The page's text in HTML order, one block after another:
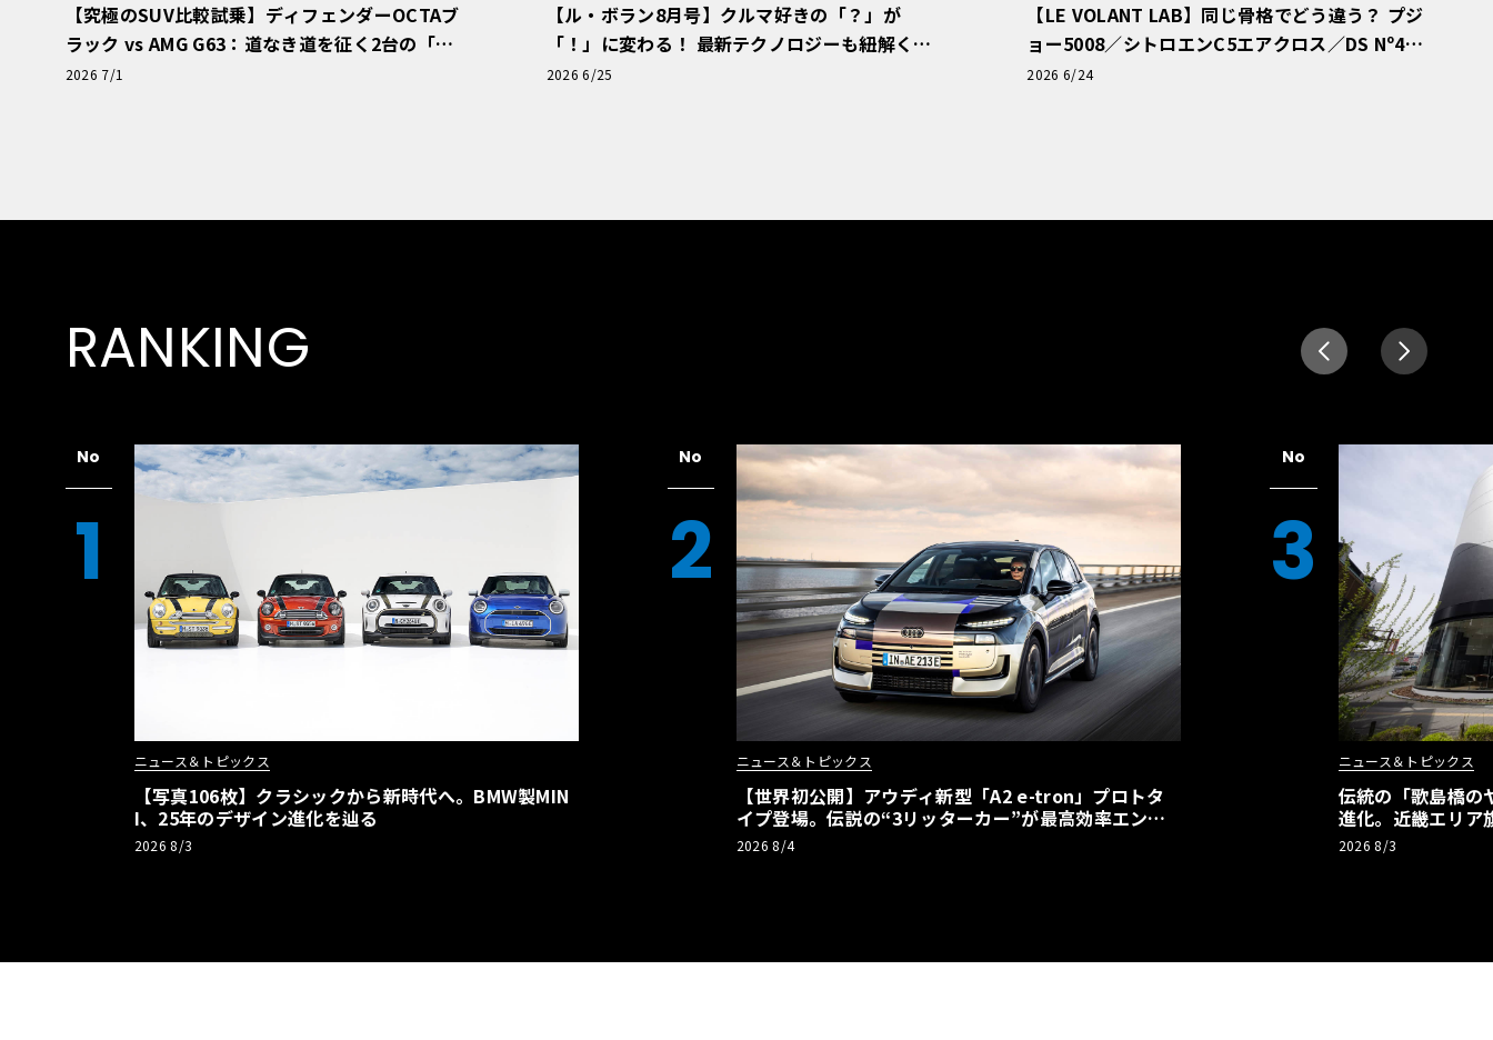
【究極のSUV比較試乗】ディフェンダーOCTAブ
ラック vs AMG G63：道なき道を征く2台の「対
極的アプローチ」
2026 7/1
【ル・ボラン8月号】クルマ好きの「？」が
「！」に変わる！ 最新テクノロジーも紐解く
「輸入車Q&A」
2026 6/25
【LE VOLANT LAB】同じ骨格でどう違う？ プジ
ョー5008／シトロエンC5エアクロス／DS Nº4
読者一気乗りレポート
2026 6/24
RANKING
No
1
ニュース＆トピックス
【写真106枚】クラシックから新時代へ。BMW製MIN
I、25年のデザイン進化を辿る
2026 8/3
No
2
ニュース＆トピックス
【世界初公開】アウディ新型「A2 e-tron」プロトタ
イプ登場。伝説の“3リッターカー”が最高効率エント
リーBEVとして復活【画像38枚】
2026 8/4
No
3
ニュース＆トピックス
伝統の「歌島橋の
進化。近畿エリア
ーアル
2026 8/3